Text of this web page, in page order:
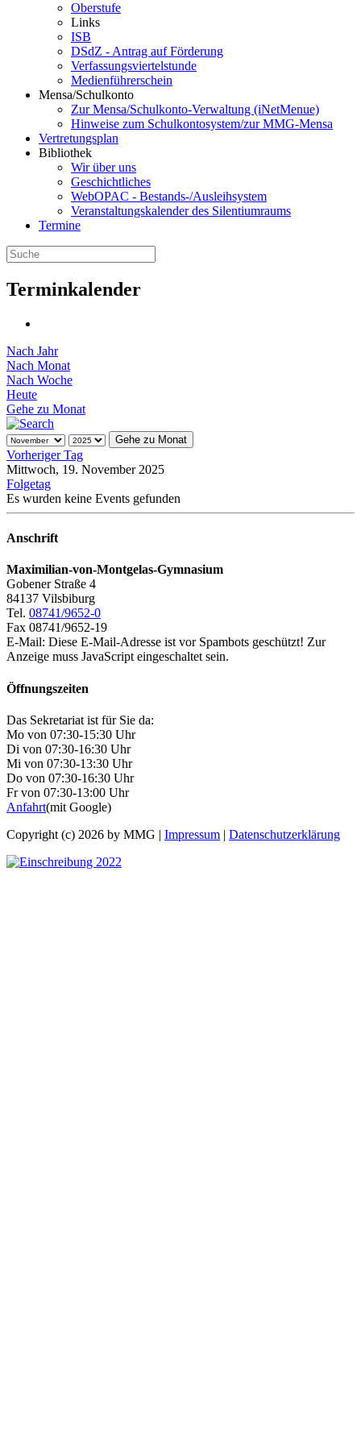
Oberstufe
Links
ISB
DSdZ - Antrag auf Förderung
Verfassungsviertelstunde
Medienführerschein
Mensa/Schulkonto
Zur Mensa/Schulkonto-Verwaltung (iNetMenue)
Hinweise zum Schulkontosystem/zur MMG-Mensa
Vertretungsplan
Bibliothek
Wir über uns
Geschichtliches
WebOPAC - Bestands-/Ausleihsystem
Veranstaltungskalender des Silentiumraums
Termine
Terminkalender
Nach Jahr
Nach Monat
Nach Woche
Heute
Gehe zu Monat
Gehe zu Monat
Vorheriger Tag
Mittwoch, 19. November 2025
Folgetag
Es wurden keine Events gefunden
Anschrift
Maximilian-von-Montgelas-Gymnasium
Gobener Straße 4
84137 Vilsbiburg
Tel. 08741/9652-0
Fax 08741/9652-19
E-Mail: Diese E-Mail-Adresse ist vor Spambots geschützt! Zur
Anzeige muss JavaScript eingeschaltet sein.
Öffnungszeiten
Das Sekretariat ist für Sie da:
Mo von 07:30-15:30 Uhr
Di von 07:30-16:30 Uhr
Mi von 07:30-13:30 Uhr
Do von 07:30-16:30 Uhr
Fr von 07:30-13:00 Uhr
Anfahrt(mit Google)
Copyright (c) 2026 by MMG | Impressum | Datenschutzerklärung